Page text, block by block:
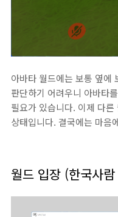
아바타 월드에는 보통 옆에
판단하기 어려우니 아바타
필요가 있습니다. 이제 다
상태입니다. 결국에는 마음
월드 입장 (한국사